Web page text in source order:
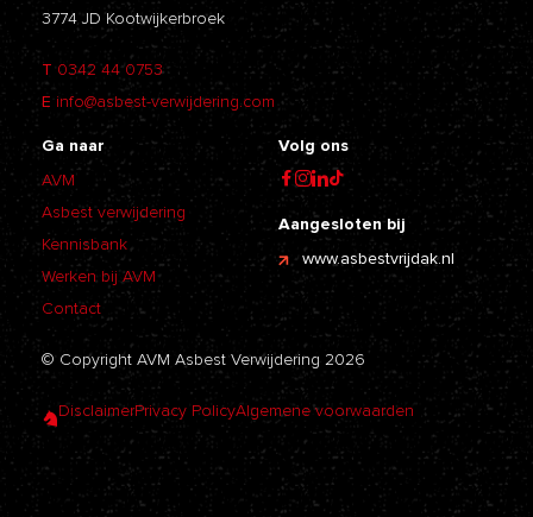
3774 JD Kootwijkerbroek
T 0342 44 0753
E info@asbest-verwijdering.com
Ga naar
AVM
Asbest verwijdering
Kennisbank
Werken bij AVM
Contact
Volg ons
Aangesloten bij
www.asbestvrijdak.nl
© Copyright AVM Asbest Verwijdering 2026
DisclaimerPrivacy PolicyAlgemene voorwaarden